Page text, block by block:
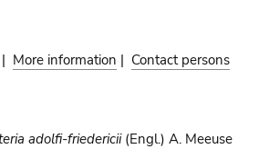
| More information | Contact persons
adolfi-friedericii(Engl.) A. Meeuse